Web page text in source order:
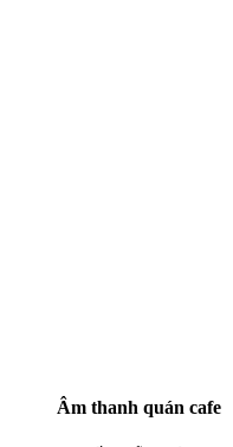
Âm thanh quán cafe